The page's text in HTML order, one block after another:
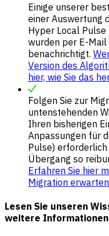
Einige unserer
einer Auswertung
Hyper Local
wurden per E-
benachrichtigt.
Version des
hier, wie Sie das
Folgen Sie zur
untenstehenden
Ihren bisherigen
Anpassungen für
Pulse)
Übergang so
Erfahren Sie hier
Migration
Lesen Sie unseren
weitere